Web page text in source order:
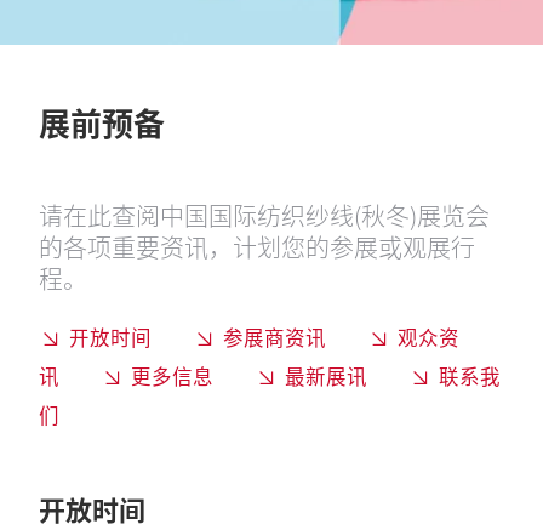
展前预备
请在此查阅中国国际纺织纱线(秋冬)展览会
的各项重要资讯，计划您的参展或观展行
程。
开放时间 参展商资讯
观众资
讯
更多信息 最新展讯
联系我
们
开放时间